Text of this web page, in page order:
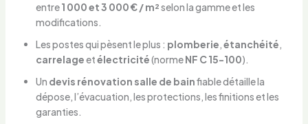
entre1 000 et 3 000 € / m²selon la gamme et les
modifications.
Les postes qui pèsent le plus : plomberie,étanchéité,
carrelageetélectricité(normeNF C 15-100).
Un devis rénovation salle de bainfiable détaille la
dépose, l’évacuation, les protections, les finitions et les
garanties.